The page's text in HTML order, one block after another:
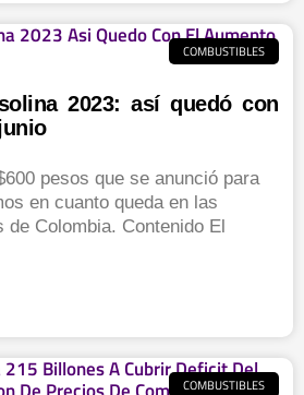
COMBUSTIBLES
2023: así quedó con
pesos que se anunció para
en cuanto queda en las
Colombia. Contenido El
COMBUSTIBLES